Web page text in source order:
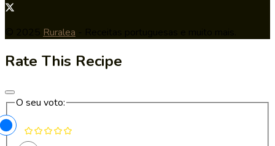
Ruralea
Rate This Recipe
O seu voto: